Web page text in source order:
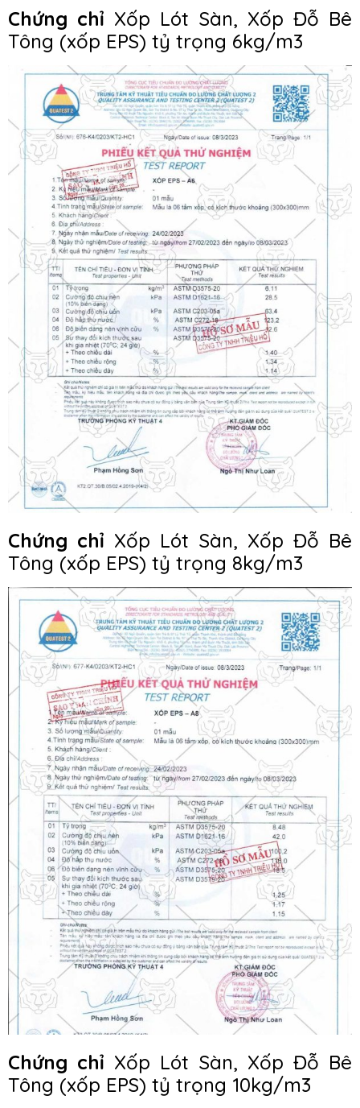
Chứng chỉ Xốp Lót Sàn, Xốp Đỗ Bê
Tông (xốp EPS) tỷ trọng 6kg/m3
Chứng chỉ Xốp Lót Sàn, Xốp Đỗ Bê
Tông (xốp EPS) tỷ trọng 8kg/m3
Chứng chỉ Xốp Lót Sàn, Xốp Đỗ Bê
Tông (xốp EPS) tỷ trọng 10kg/m3